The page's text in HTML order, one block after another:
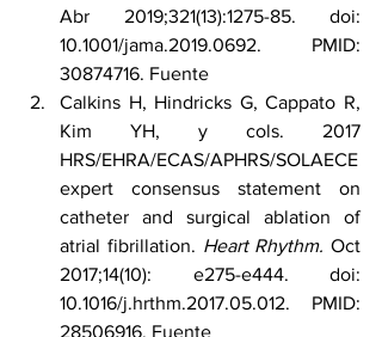
Abr 2019;321(13):1275-85. doi:
10.1001/jama.2019.0692. PMID:
30874716. Fuente
Calkins H, Hindricks G, Cappato R,
Kim YH, y cols. 2017
HRS/EHRA/ECAS/APHRS/SOLAECE
expert consensus statement on
catheter and surgical ablation of
atrial fibrillation. Heart Rhythm. Oct
2017;14(10): e275-e444. doi:
10.1016/j.hrthm.2017.05.012. PMID:
28506916. Fuente